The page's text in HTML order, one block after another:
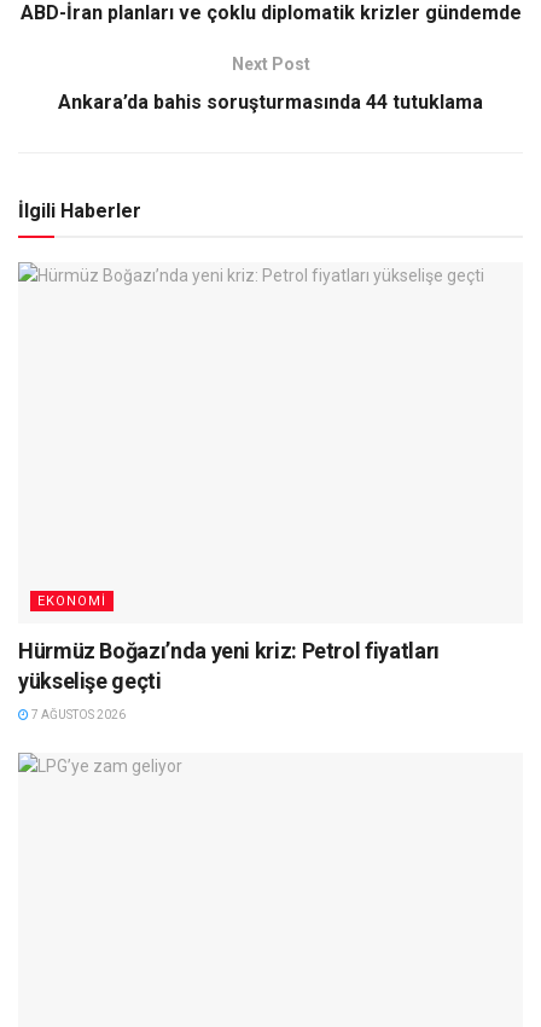
ABD-İran planları ve çoklu diplomatik krizler gündemde
Next Post
Ankara’da bahis soruşturmasında 44 tutuklama
İlgili Haberler
EKONOMI
Hürmüz Boğazı’nda yeni kriz: Petrol fiyatları
yükselişe geçti
7 AĞUSTOS 2026